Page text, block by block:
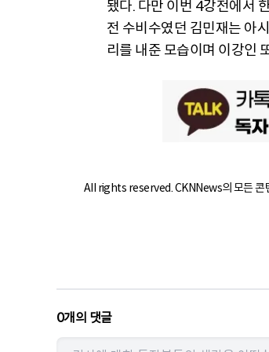
됐다. 다만 이번 4강전에서
전 수비수였던 김민재는 아
리를 내준 모습이며 이강인
All rights reserved. CKNNews의 모든 콘
0개의 댓글